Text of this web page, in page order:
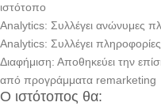
ιστότοπο
Analytics: Συλλέγει ανώνυμες
Analytics: Συλλέγει
Διαφήμιση: Αποθηκεύει την
από προγράμματα remarketing
Ο ιστότοπος θα: